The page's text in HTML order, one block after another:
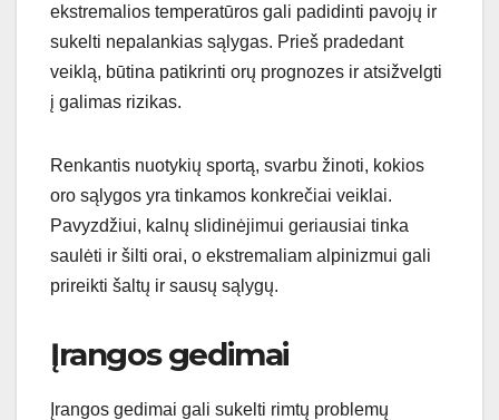
ekstremalios temperatūros gali padidinti pavojų ir
sukelti nepalankias sąlygas. Prieš pradedant
veiklą, būtina patikrinti orų prognozes ir atsižvelgti
į galimas rizikas.
Renkantis nuotykių sportą, svarbu žinoti, kokios
oro sąlygos yra tinkamos konkrečiai veiklai.
Pavyzdžiui, kalnų slidinėjimui geriausiai tinka
saulėti ir šilti orai, o ekstremaliam alpinizmui gali
prireikti šaltų ir sausų sąlygų.
Įrangos gedimai
Įrangos gedimai gali sukelti rimtų problemų